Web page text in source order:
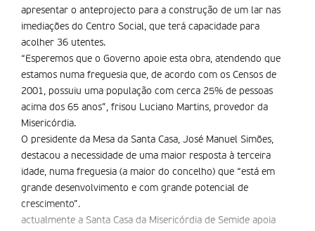
apresentar o anteprojecto para a construção de um lar nas
imediações do Centro Social, que terá capacidade para
acolher 36 utentes.
“Esperemos que o Governo apoie esta obra, atendendo que
estamos numa freguesia que, de acordo com os Censos de
2001, possuiu uma população com cerca 25% de pessoas
acima dos 65 anos”, frisou Luciano Martins, provedor da
Misericórdia.
O presidente da Mesa da Santa Casa, José Manuel Simões,
destacou a necessidade de uma maior resposta à terceira
idade, numa freguesia (a maior do concelho) que “está em
grande desenvolvimento e com grande potencial de
crescimento”.
actualmente a Santa Casa da Misericórdia de Semide apoia